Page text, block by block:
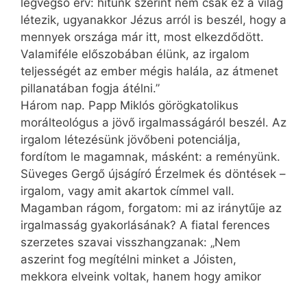
legvégső érv: hitünk szerint nem csak ez a világ
létezik, ugyanakkor Jézus arról is beszél, hogy a
mennyek országa már itt, most elkezdődött.
Valamiféle előszobában élünk, az irgalom
teljességét az ember mégis halála, az átmenet
pillanatában fogja átélni.”
Három nap. Papp Miklós görögkatolikus
morálteológus a jövő irgalmasságáról beszél. Az
irgalom létezésünk jövőbeni potenciálja,
fordítom le magamnak, másként: a reményünk.
Süveges Gergő újságíró Érzelmek és döntések –
irgalom, vagy amit akartok címmel vall.
Magamban rágom, forgatom: mi az iránytűje az
irgalmasság gyakorlásának? A fiatal ferences
szerzetes szavai visszhangzanak: „Nem
aszerint fog megítélni minket a Jóisten,
mekkora elveink voltak, hanem hogy amikor